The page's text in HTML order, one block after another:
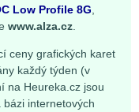
Low Profile 8G
www.alza.cz
ceny grafických karet
každý týden (v
na Heureka.cz jsou
internetových